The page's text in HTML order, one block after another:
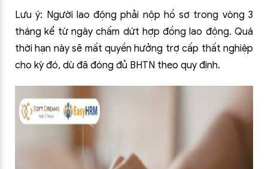
Lưu ý: Người lao động phải nộp hồ sơ trong vòng 3
tháng kể từ ngày chấm dứt hợp đồng lao động. Quá
thời hạn này sẽ mất quyền hưởng trợ cấp thất nghiệp
cho kỳ đó, dù đã đóng đủ BHTN theo quy định.